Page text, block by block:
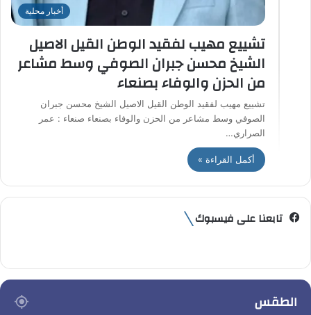
أخبار محلية
تشييع مهيب لفقيد الوطن القيل الاصيل
الشيخ محسن جبران الصوفي وسط مشاعر
من الحزن والوفاء بصنعاء
تشييع مهيب لفقيد الوطن القيل الاصيل الشيخ محسن جبران
الصوفي وسط مشاعر من الحزن والوفاء بصنعاء صنعاء : عمر
الصراري…
أكمل القراءة »
تابعنا على فيسبوك
الطقس